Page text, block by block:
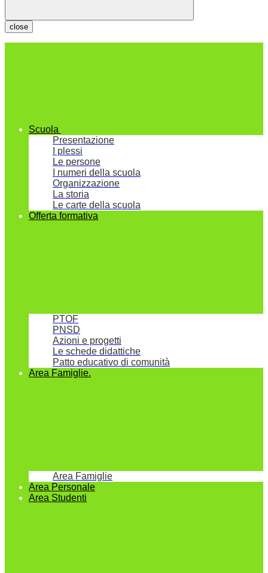
close
Scuola
Presentazione
I plessi
Le persone
I numeri della scuola
Organizzazione
La storia
Le carte della scuola
Offerta formativa
PTOF
PNSD
Azioni e progetti
Le schede didattiche
Patto educativo di comunità
Area Famiglie.
Area Famiglie
Area Personale
Area Studenti